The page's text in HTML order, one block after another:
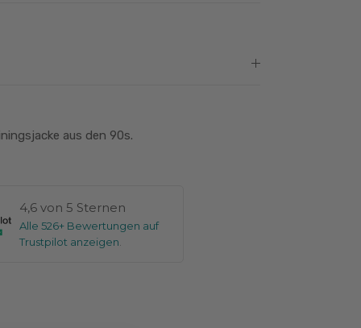
aus den 90s.
4,6 von 5 Sternen
Alle 526+ Bewertungen auf
Trustpilot anzeigen